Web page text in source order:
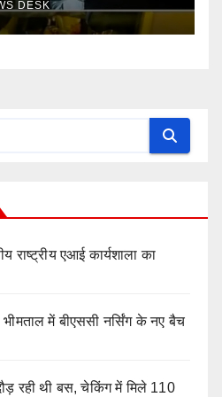
DESK
राष्ट्रीय एआई कार्यशाला का
भीमताल में बीएससी नर्सिंग के नए बैच
रही थी बस, चेकिंग में मिले 110